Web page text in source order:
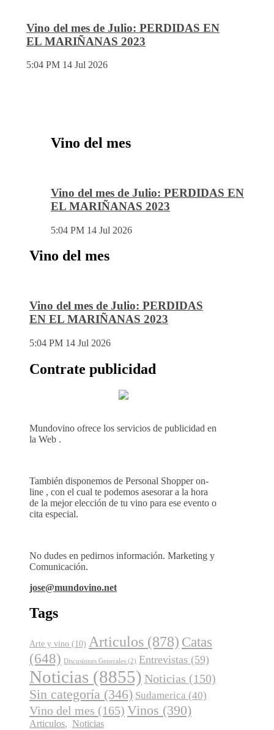
Vino del mes de Julio: PERDIDAS EN
EL MARIÑANAS 2023
5:04 PM 14 Jul 2026
Vino del mes
Vino del mes de Julio: PERDIDAS EN
EL MARIÑANAS 2023
5:04 PM 14 Jul 2026
Vino del mes
Vino del mes de Julio: PERDIDAS
EN EL MARIÑANAS 2023
5:04 PM 14 Jul 2026
Contrate publicidad
Mundovino ofrece los servicios de publicidad en
la Web .
También disponemos de Personal Shopper on-
line , con el cual te podemos asesorar a la hora
de la mejor elección de tu vino para ese evento o
cita especial.
No dudes en pedirnos información. Marketing y
Comunicación.
jose@mundovino.net
Tags
Arte y vino (10) Articulos (878) Catas
(648) Discusiones Generales (2) Entrevistas (59)
Noticias (8855) Noticias (150)
Sin categoría (346) Sudamerica (40)
Vino del mes (165) Vinos (390)
Articulos, Noticias